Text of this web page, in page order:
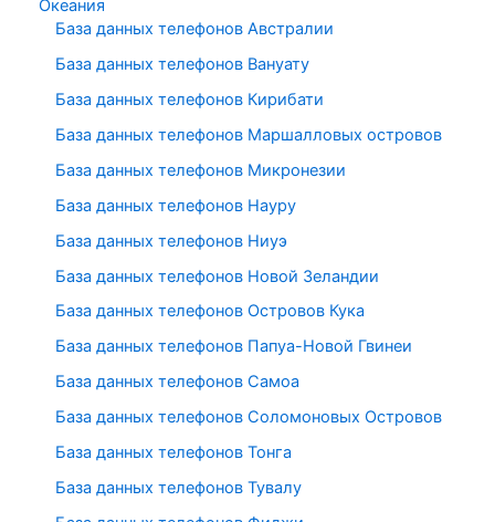
Океания
База данных телефонов Австралии
База данных телефонов Вануату
База данных телефонов Кирибати
База данных телефонов Маршалловых островов
База данных телефонов Микронезии
База данных телефонов Науру
База данных телефонов Ниуэ
База данных телефонов Новой Зеландии
База данных телефонов Островов Кука
База данных телефонов Папуа-Новой Гвинеи
База данных телефонов Самоа
База данных телефонов Соломоновых Островов
База данных телефонов Тонга
База данных телефонов Тувалу